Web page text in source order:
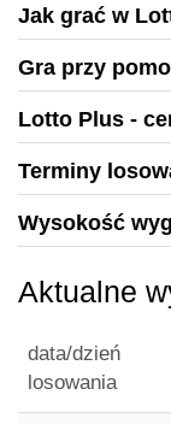
Jak grać w
Gra przy
Lotto Plus -
Terminy
Wysokość
Aktualne
data/dzień
losowania